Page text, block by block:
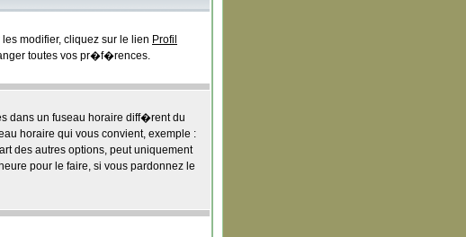
modifier, cliquez sur le lien Profil
toutes vos pr�f�rences.
dans un fuseau horaire diff�rent du
horaire qui vous convient, exemple :
des autres options, peut uniquement
pour le faire, si vous pardonnez le